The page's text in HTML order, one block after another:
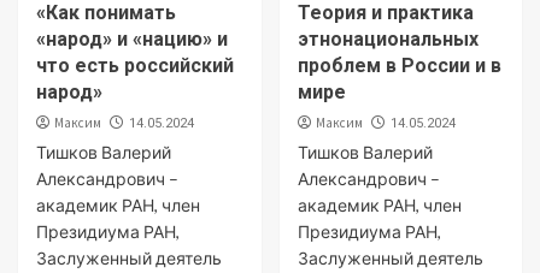
«Как понимать
«народ» и «нацию» и
что есть российский
народ»
Максим 14.05.2024
Тишков Валерий
Александрович –
академик РАН, член
Президиума РАН,
Заслуженный деятель
Теория и практика
этнонациональных
проблем в России и в
мире
Максим 14.05.2024
Тишков Валерий
Александрович –
академик РАН, член
Президиума РАН,
Заслуженный деятель